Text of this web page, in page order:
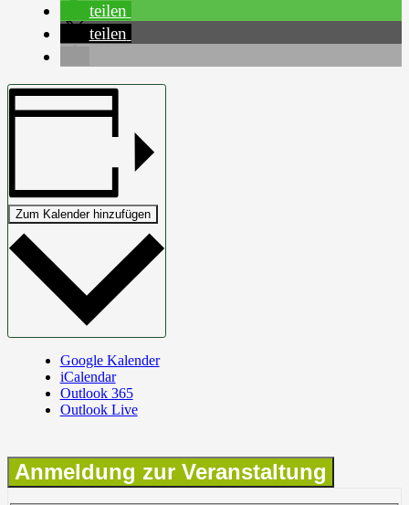
teilen
teilen
Zum Kalender hinzufügen
Google Kalender
iCalendar
Outlook 365
Outlook Live
Anmeldung zur Veranstaltung